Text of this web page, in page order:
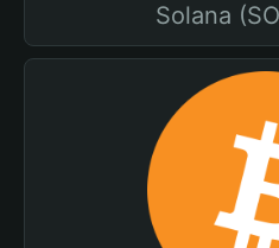
Solana